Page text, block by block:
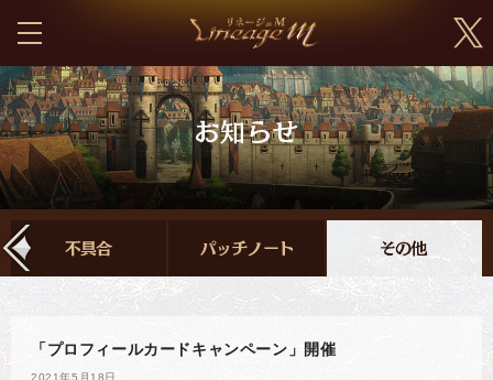
「プロフィールカードキャンペーン」開催
2021年5月18日